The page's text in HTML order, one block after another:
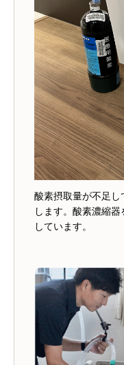
酸素摂取量が不足
します。酸素濃縮
しています。